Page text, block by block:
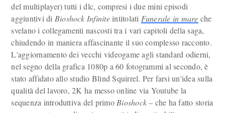
del multiplayer) tutti i dlc, compresi i due mini episodi
aggiuntivi di Bioshock Infiniteintitolati Funerale in mare che
svelano i collegamenti nascosti tra i vari capitoli della saga,
chiudendo in maniera affascinante il suo complesso racconto.
L'aggiornamento dei vecchi videogame agli standard odierni,
nel segno della grafica 1080p a 60 fotogrammi al secondo, è
stato affidato allo studio Blind Squirrel. Per farsi un'idea sulla
qualità del lavoro, 2K ha messo online via Youtube la
sequenza introduttiva del primo Bioshock– che ha fatto storia